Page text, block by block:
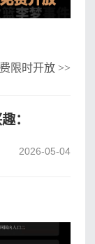
限时开放 >>
：
2026-05-04